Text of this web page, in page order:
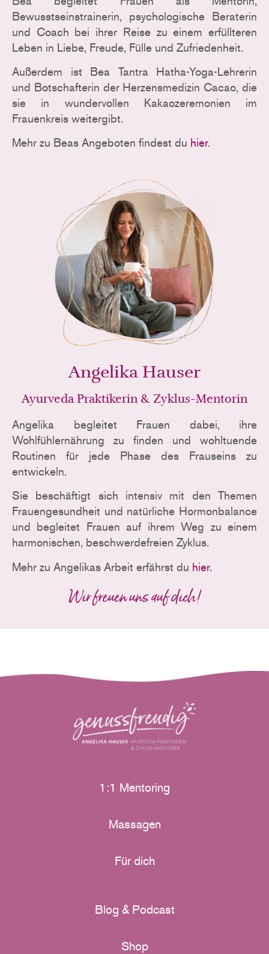
Bewusstseinstrainerin, psychologische Beraterin
und Coach bei ihrer Reise zu einem erfüllteren
Leben in Liebe, Freude, Fülle und Zufriedenheit.
Außerdem ist Bea Tantra Hatha-Yoga-Lehrerin
und Botschafterin der Herzensmedizin Cacao, die
sie in wundervollen Kakaozeremonien im
Frauenkreis weitergibt.
Mehr zu Beas Angeboten findest du hier.
Angelika Hauser
Ayurveda Praktikerin & Zyklus-Mentorin
Angelika begleitet Frauen dabei, ihre
Wohlfühlernährung zu finden und wohltuende
Routinen für jede Phase des Frauseins zu
entwickeln.
Sie beschäftigt sich intensiv mit den Themen
Frauengesundheit und natürliche Hormonbalance
und begleitet Frauen auf ihrem Weg zu einem
harmonischen, beschwerdefreien Zyklus.
Mehr zu Angelikas Arbeit erfährst du hier.
Wir freuen uns auf dich!
1:1 Mentoring
Massagen
Für dich
Blog & Podcast
Shop